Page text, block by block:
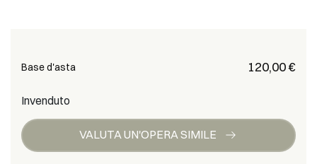
€ 120,00
Base d'asta
Invenduto
VALUTA UN'OPERA SIMILE